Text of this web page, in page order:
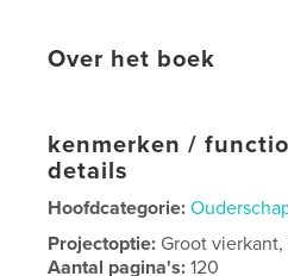
Over het boek
kenmerken /
details
Hoofdcategorie:
Projectoptie: Groot
Aantal pagina's:120